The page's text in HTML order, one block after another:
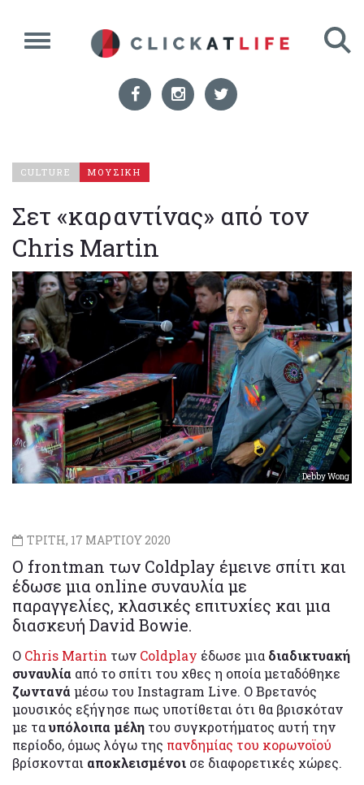
CULTURE ΜΟΥΣΙΚΗ
Σετ «καραντίνας» από τον
Chris Martin
Debby Wong
ΤΡΙΤΗ, 17 ΜΑΡΤΙΟΥ 2020
Ο frontman των Coldplay έμεινε σπίτι και
έδωσε μια online συναυλία με
παραγγελίες, κλασικές επιτυχίες και μια
διασκευή David Bowie.
Ο Chris Martin των Coldplay έδωσε μια διαδικτυακή
συναυλία από το σπίτι του χθες η οποία μεταδόθηκε
ζωντανάμέσω του Instagram Live. Ο Βρετανός
μουσικός εξήγησε πως υποτίθεται ότι θα βρισκόταν
με ταυπόλοιπα μέλη του συγκροτήματος αυτή την
περίοδο, όμως λόγω της πανδημίας του κορωνοϊού
βρίσκονται αποκλεισμένοι σε διαφορετικές χώρες.